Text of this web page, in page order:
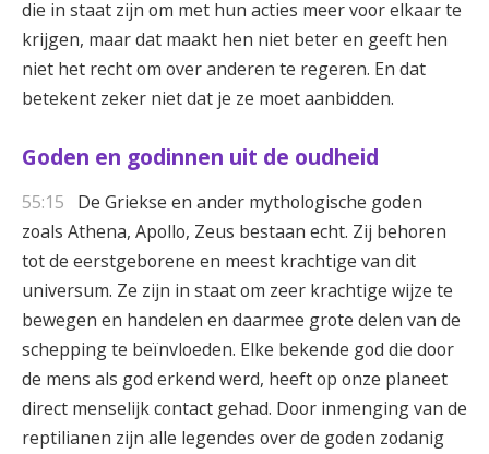
die in staat zijn om met hun acties meer voor elkaar te
krijgen, maar dat maakt hen niet beter en geeft hen
niet het recht om over anderen te regeren. En dat
betekent zeker niet dat je ze moet aanbidden.
Goden en godinnen uit de oudheid
55:15
De Griekse en ander mythologische goden
zoals Athena, Apollo, Zeus bestaan echt. Zij behoren
tot de eerstgeborene en meest krachtige van dit
universum. Ze zijn in staat om zeer krachtige wijze te
bewegen en handelen en daarmee grote delen van de
schepping te beïnvloeden. Elke bekende god die door
de mens als god erkend werd, heeft op onze planeet
direct menselijk contact gehad. Door inmenging van de
reptilianen zijn alle legendes over de goden zodanig